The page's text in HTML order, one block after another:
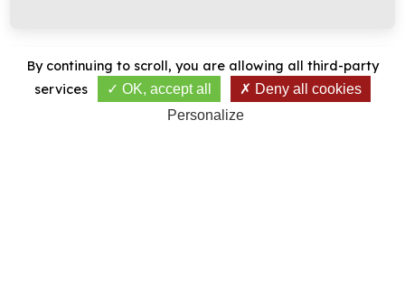
By continuing to scroll, you are allowing all third-party
services
OK, accept all
Deny all cookies
Personalize